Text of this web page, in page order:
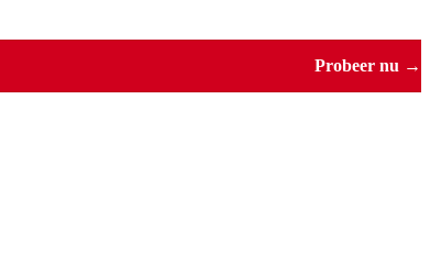
Probeer nu →